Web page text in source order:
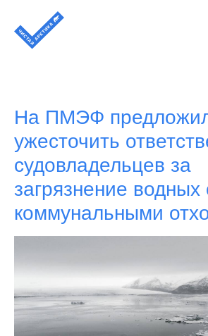
На ПМЭФ
ужесточить
судовладельцев за
загрязнение водных
коммунальными